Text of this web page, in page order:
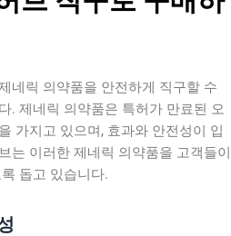
네릭 의약품을 안전하게 직구할 수
. 제네릭 의약품은 특허가 만료된 오
가지고 있으며, 효과와 안전성이 입
는 이러한 제네릭 의약품을 고객들이
돕고 있습니다.